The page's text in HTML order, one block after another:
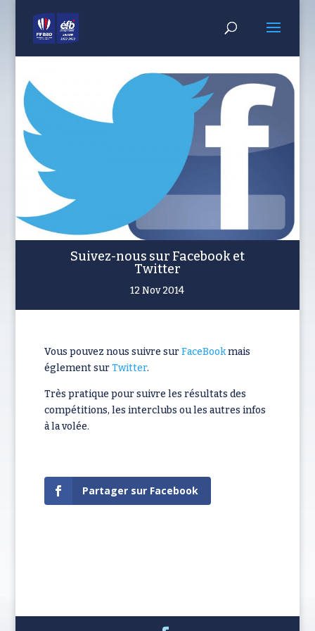
Suivez-nous sur Facebook et
Twitter
12 Nov 2014
Vous pouvez nous suivre surFaceBookmais
églement surTwitter.
Très pratique pour suivre les résultats des
compétitions, les interclubs ou les autres infos
à la volée.
Partager sur Facebook